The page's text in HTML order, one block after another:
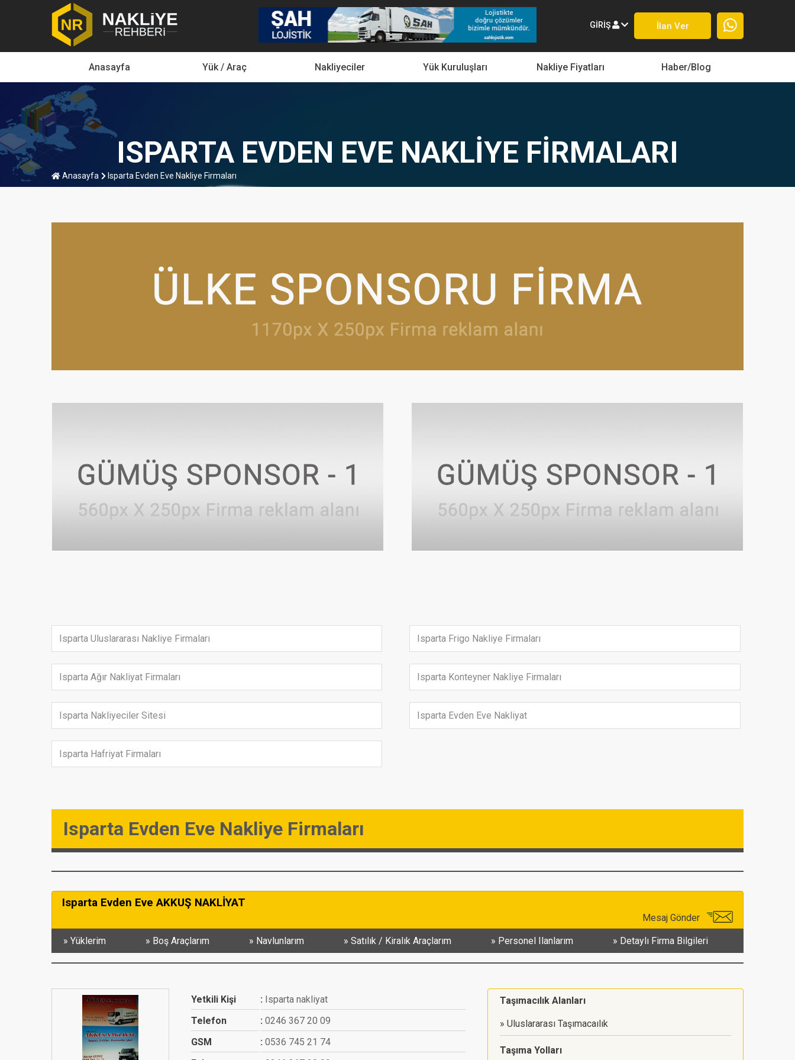
GIRIŞ İlan Ver
Anasayfa Yük / Araç Nakliyeciler Yük Kuruluşları Nakliye Fiyatları Haber/Blog
ISPARTA EVDEN EVE NAKLIYE FIRMALARI
Anasayfa Isparta Evden Eve Nakliye Firmaları
Isparta Uluslararası Nakliye Firmaları Isparta Frigo Nakliye Firmaları
Isparta Ağır Nakliyat Firmaları Isparta Konteyner Nakliye Firmaları
Isparta Nakliyeciler Sitesi Isparta Evden Eve Nakliyat
Isparta Hafriyat Firmaları
Isparta Evden Eve Nakliye Firmaları
Isparta Evden Eve AKKUŞ NAKLİYAT
Mesaj Gönder
Yüklerim Boş Araçlarım Navlunlarım Satılık / Kiralık Araçlarım Personel Ilanlarım Detaylı Firma Bilgileri
Yetkili Kişi
Isparta nakliyat
Telefon
0246 367 20 09
GSM
0536 745 21 74
Taşımacılık Alanları
Uluslararası Taşımacaılık
Taşıma Yolları